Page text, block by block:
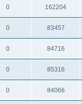
0 162204
0 83457
0 84716
0 85316
0 84066